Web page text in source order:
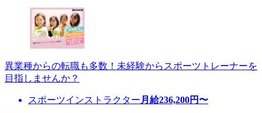
異業種からの転職も多数！未経験からスポーツトレーナーを
目指しませんか？
スポーツインストラクター 月給236,200円〜